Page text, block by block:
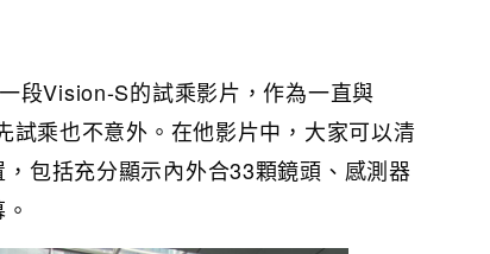
段Vision-S的試乘影片，作為一直與
試乘也不意外。在他影片中，大家可以清
包括充分顯示內外合33顆鏡頭、感測器